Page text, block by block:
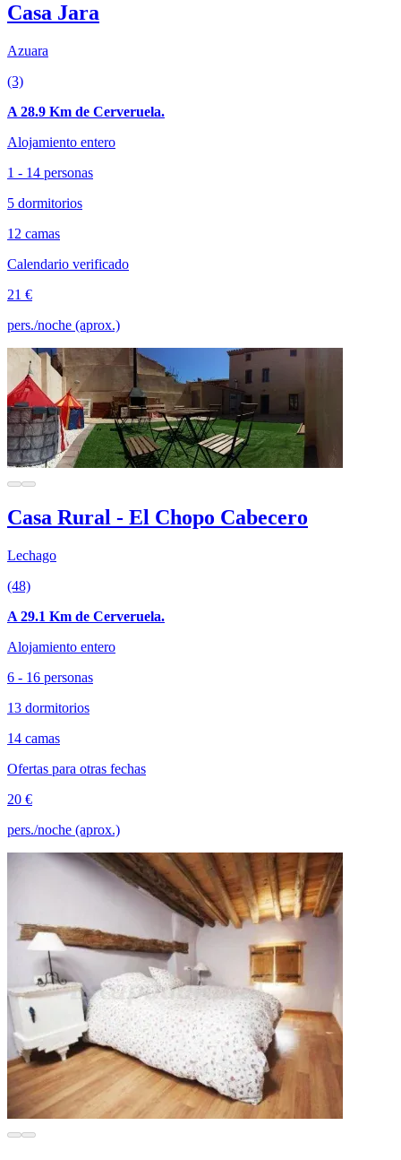
Casa Jara
Azuara
(3)
A 28.9 Km de Cerveruela.
Alojamiento entero
1 - 14 personas
5 dormitorios
12 camas
Calendario verificado
21 €
pers./noche (aprox.)
Casa Rural - El Chopo Cabecero
Lechago
(48)
A 29.1 Km de Cerveruela.
Alojamiento entero
6 - 16 personas
13 dormitorios
14 camas
Ofertas para otras fechas
20 €
pers./noche (aprox.)